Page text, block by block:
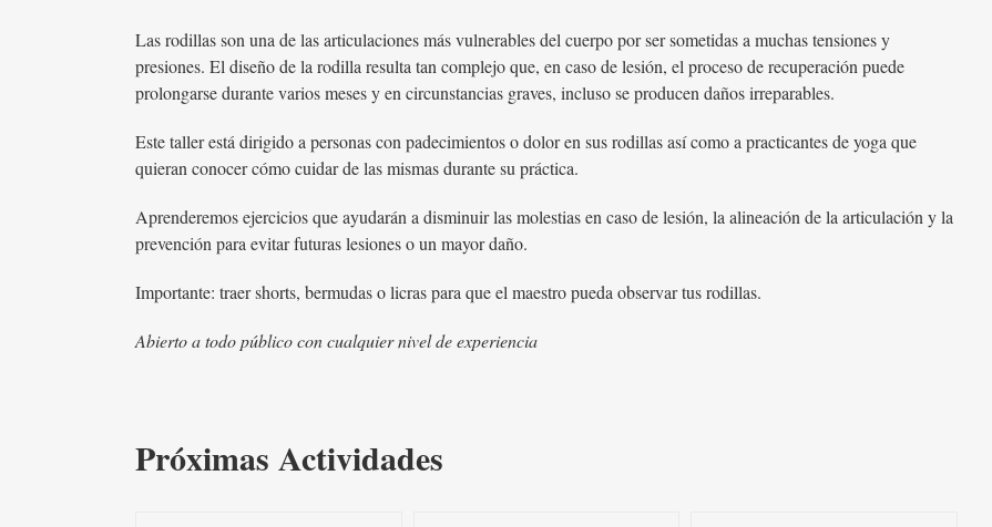
Las rodillas son una de las articulaciones más vulnerables del cuerpo por ser sometidas a muchas tensiones y
presiones. El diseño de la rodilla resulta tan complejo que, en caso de lesión, el proceso de recuperación puede
prolongarse durante varios meses y en circunstancias graves, incluso se producen daños irreparables.
Este taller está dirigido a personas con padecimientos o dolor en sus rodillas así como a practicantes de yoga que
quieran conocer cómo cuidar de las mismas durante su práctica.
Aprenderemos ejercicios que ayudarán a disminuir las molestias en caso de lesión, la alineación de la articulación y la
prevención para evitar futuras lesiones o un mayor daño.
Importante: traer shorts, bermudas o licras para que el maestro pueda observar tus rodillas.
Abierto a todo público con cualquier nivel de experiencia
Próximas Actividades